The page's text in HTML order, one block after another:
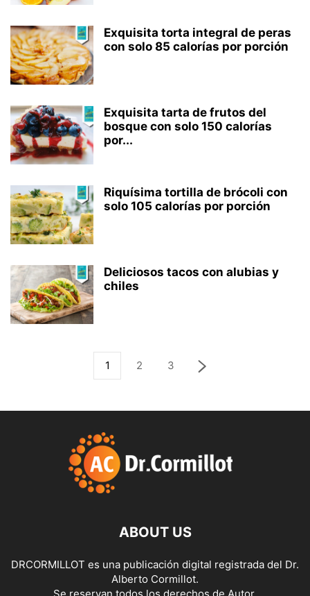
Exquisita torta integral de peras
con solo 85 calorías por porción
Exquisita tarta de frutos del
bosque con solo 150 calorías
por...
Riquísima tortilla de brócoli con
solo 105 calorías por porción
Deliciosos tacos con alubias y
chiles
1 2 3
ABOUT US
DRCORMILLOT es una publicación digital registrada del Dr.
Alberto Cormillot.